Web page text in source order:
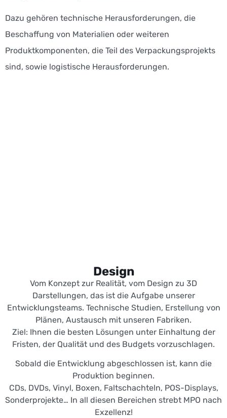
Dazu gehören technische Herausforderungen, die
Beschaffung von Materialien oder weiteren
Produktkomponenten, die Teil des Verpackungsprojekts
sind, sowie logistische Herausforderungen.
Design
Vom Konzept zur Realität, vom Design zu 3D
Darstellungen, das ist die Aufgabe unserer
Entwicklungsteams. Technische Studien, Erstellung von
Plänen, Austausch mit unseren Fabriken.
Ziel: Ihnen die besten Lösungen unter Einhaltung der
Fristen, der Qualität und des Budgets vorzuschlagen.
Sobald die Entwicklung abgeschlossen ist, kann die
Produktion beginnen.
CDs, DVDs, Vinyl, Boxen, Faltschachteln, POS-Displays,
Sonderprojekte… In all diesen Bereichen strebt MPO nach
Exzellenz!